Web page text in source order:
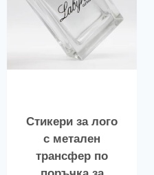
Стикери за лого
с метален
трансфер по